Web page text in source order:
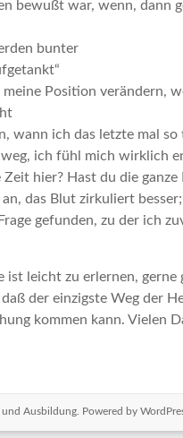
bewußt war, wenn, dann
bunter
Position verändern,
wann ich das letzte mal so
ich fühl mich wirklich
hier? Hast du die
das Blut zirkuliert besser;
gefunden, zu der ich
ist leicht zu erlernen,
der einzigste Weg der
kommen kann. Vielen
und Ausbildung . Powered by